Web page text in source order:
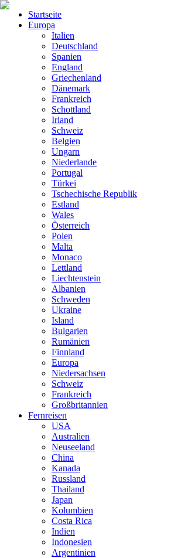
Startseite
Europa
Italien
Deutschland
Spanien
England
Griechenland
Dänemark
Frankreich
Schottland
Irland
Schweiz
Belgien
Ungarn
Niederlande
Portugal
Türkei
Tschechische Republik
Estland
Wales
Österreich
Polen
Malta
Monaco
Lettland
Liechtenstein
Albanien
Schweden
Ukraine
Island
Bulgarien
Rumänien
Finnland
Europa
Niedersachsen
Schweiz
Frankreich
Großbritannien
Fernreisen
USA
Australien
Neuseeland
China
Kanada
Russland
Thailand
Japan
Kolumbien
Costa Rica
Indien
Indonesien
Argentinien